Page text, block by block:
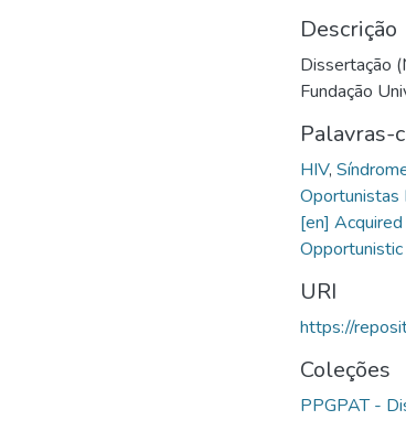
Descrição
Dissertação
Fundação
Palavras-
HIV,
Oportunistas
[en]
URI
https://
Coleções
PPGPAT -